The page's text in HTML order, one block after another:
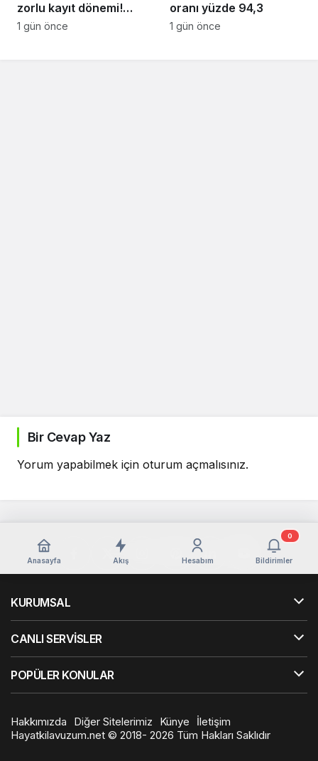
zorlu kayıt dönemi!
Teşvikler kalktı, veli
1 gün önce
oranı yüzde 94,3
1 gün önce
Bir Cevap Yaz
Yorum yapabilmek için oturum açmalısınız.
Anasayfa Akış Hesabım Bildirimler
0
KURUMSAL
CANLI SERVİSLER
POPÜLER KONULAR
Hakkımızda Diğer Sitelerimiz Künye
İletişim
Hayatkilavuzum.net © 2018- 2026 Tüm Hakları Saklıdır